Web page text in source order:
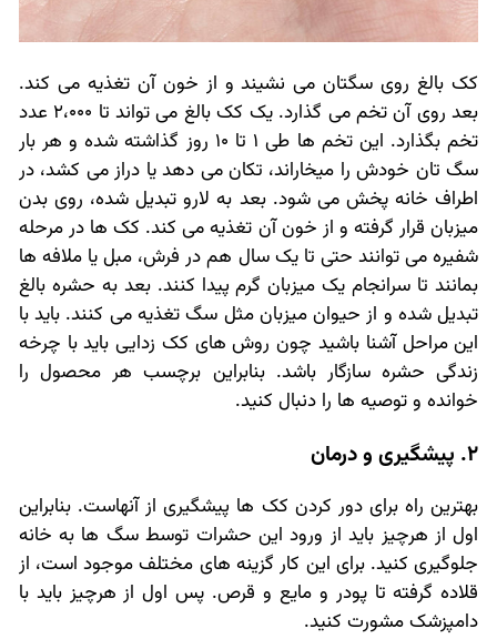
کک بالغ روی سگتان می نشیند و از خون آن تغذیه می کند.
بعد روی آن تخم می گذارد. یک کک بالغ می تواند تا 2،000 عدد
تخم بگذارد. این تخم ها طی 1 تا 10 روز گذاشته شده و هر بار
سگ تان خودش را میخاراند، تکان می دهد یا دراز می کشد، در
اطراف خانه پخش می شود. بعد به لارو تبدیل شده، روی بدن
میزبان قرار گرفته و از خون آن تغذیه می کند. کک ها در مرحله
شفیره می توانند حتی تا یک سال هم در فرش، مبل یا ملافه ها
بمانند تا سرانجام یک میزبان گرم پیدا کنند. بعد به حشره بالغ
تبدیل شده و از حیوان میزبان مثل سگ تغذیه می کنند. باید با
این مراحل آشنا باشید چون روش های کک زدایی باید با چرخه
زندگی حشره سازگار باشد. بنابراین برچسب هر محصول را
خوانده و توصیه ها را دنبال کنید.
2. پیشگیری و درمان
بهترین راه برای دور کردن کک ها پیشگیری از آنهاست. بنابراین
اول از هرچیز باید از ورود این حشرات توسط سگ ها به خانه
جلوگیری کنید. برای این کار گزینه های مختلف موجود است، از
قلاده گرفته تا پودر و مایع و قرص. پس اول از هرچیز باید با
دامپزشک مشورت کنید.